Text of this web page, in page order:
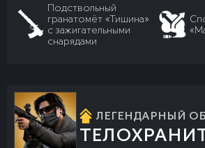
Подствольный
гранатомёт «Тишина»
с зажигательными
снарядами
ЛЕГЕНДАРНЫЙ